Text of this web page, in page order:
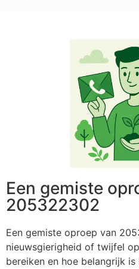
Een gemiste
205322302
Een gemiste oproep van
nieuwsgierigheid of twijfel
bereiken en hoe belangrijk